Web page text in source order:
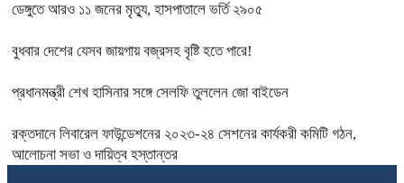
ডেঙ্গুতে আরও ১১ জনের মৃত্যু, হাসপাতালে ভর্তি ২৯০৫
বুধবার দেশের যেসব জায়গায় বজ্রসহ বৃষ্টি হতে পারে!
প্রধানমন্ত্রী শেখ হাসিনার সঙ্গে সেলফি তুললেন জো বাইডেন
রক্তদানে লিবারেল ফাউন্ডেশনের ২০২৩-২৪ সেশনের কার্যকরী কমিটি গঠন,
আলোচনা সভা ও দায়িত্ব হস্তান্তর